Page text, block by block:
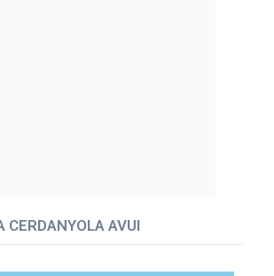
CERDANYOLA AVUI